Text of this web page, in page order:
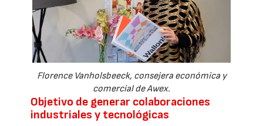
Florence Vanholsbeeck, consejera económica y
comercial de Awex.
Objetivo de generar colaboraciones
industriales y tecnológicas